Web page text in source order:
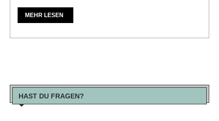
MEHR LESEN
HAST DU FRAGEN?